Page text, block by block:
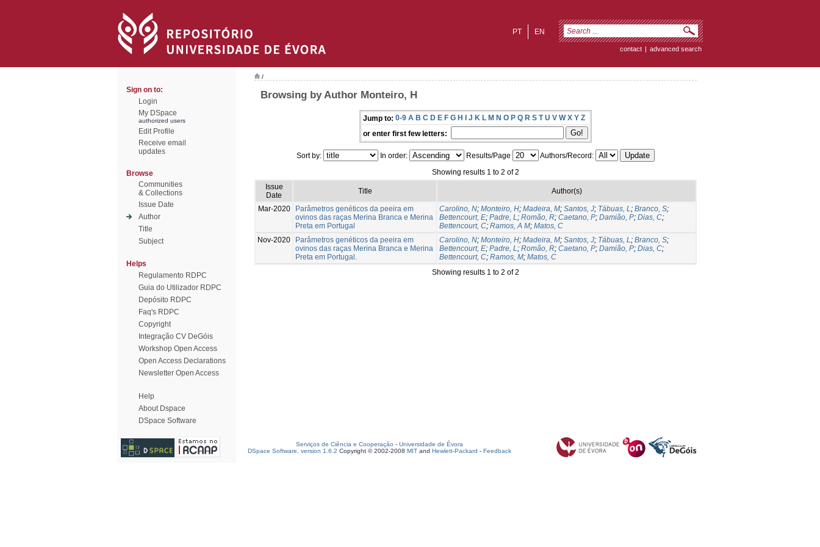
EN
PT
contact | advanced search
Sign on to:
Login
My DSpace
authorized users
Edit Profile
Receive email
updates
Browse
Communities
& Collections
Issue Date
Author
Title
Subject
Helps
Regulamento RDPC
Guia do Utilizador RDPC
Depósito RDPC
Faq's RDPC
Copyright
Integração CV DeGóis
Workshop Open Access
Open Access Declarations
Newsletter Open Access
Help
About Dspace
DSpace Software
/
Browsing by Author Monteiro, H
Jump to: 0-9 A B C D E F G H I J K L M N O P Q R S T U V W X Y Z
or enter first few letters:
Sort by: In order: Results/Page
Authors/Record:
Showing results 1 to 2 of 2
Issue
Date
Title Author(s)
Mar-2020
Parâmetros genéticos da peeira em
ovinos das raças Merina Branca e Merina
Preta em Portugal
Carolino, N; Monteiro, H; Madeira, M; Santos, J; Tábuas, L; Branco, S;
Bettencourt, E; Padre, L; Romão, R; Caetano, P; Damião, P; Dias, C;
Bettencourt, C; Ramos, A M; Matos, C
Nov-2020
Parâmetros genéticos da peeira em
ovinos das raças Merina Branca e Merina
Preta em Portugal.
Carolino, N; Monteiro, H; Madeira, M; Santos, J; Tábuas, L; Branco, S;
Bettencourt, E; Padre, L; Romão, R; Caetano, P; Damião, P; Dias, C;
Bettencourt, C; Ramos, M; Matos, C
Showing results 1 to 2 of 2
Serviços de Ciência e Cooperação - Universidade de Évora
DSpace Software, version 1.6.2 Copyright © 2002-2008 MIT and Hewlett-Packard - Feedback